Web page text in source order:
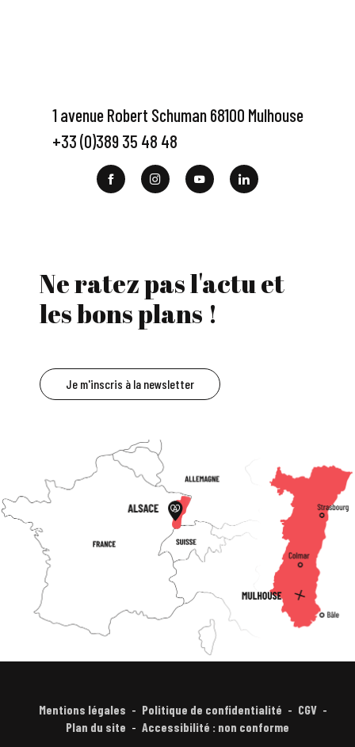
1 avenue Robert Schuman 68100 Mulhouse
+33 (0)389 35 48 48
Ne ratez pas l'actu et
les bons plans !
Je m'inscris à la newsletter
Mentions légales Politique de confidentialité
CGV
Plan du site
Accessibilité : non conforme